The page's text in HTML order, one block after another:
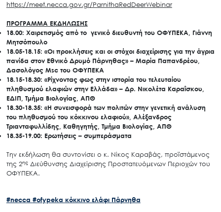
https://meet.necca.gov.gr/ParnithaRedDeerWebinar
ΠΡΟΓΡΑΜΜΑ ΕΚΔΗΛΩΣΗΣ
18.00: Χαιρετισμός από το γενικό διευθυντή του ΟΦΥΠΕΚΑ, Γιάννη
Μητσόπουλο
18.05-18.15: «Οι προκλήσεις και οι στόχοι διαχείρισης για την άγρια
πανίδα στον Εθνικό Δρυμό Πάρνηθας» – Μαρία Παπανδρέου,
Δασολόγος Msc του ΟΦΥΠΕΚΑ
18.15-18.30: «Ρίχνοντας φως στην ιστορία του τελευταίου
πληθυσμού ελαφιών στην Ελλάδα» – Δρ. Νικολέτα Καραΐσκου,
ΕΔΙΠ, Τμήμα Βιολογίας, ΑΠΘ
18.30-18.35: «Η συνεισφορά των πολιτών στην γενετική ανάλυση
του πληθυσμού του κόκκινου ελαφιού», Αλέξανδρος
Τριανταφυλλίδης, Καθηγητής, Τμήμα Βιολογίας, ΑΠΘ
18.35-19.00: Ερωτήσεις – συμπεράσματα
Την εκδήλωση θα συντονίσει ο κ. Νίκος Καραβάς, προϊστάμενος
της 2ηςΔιεύθυνσης Διαχείρισης Προστατευόμενων Περιοχών του
ΟΦΥΠΕΚΑ.
#necca #ofypeka κόκκινο ελάφι Πάρνηθα